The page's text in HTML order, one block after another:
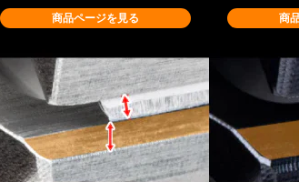
商品ページを見る 商